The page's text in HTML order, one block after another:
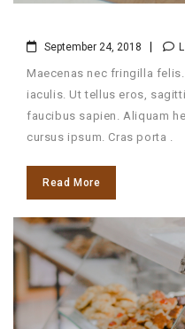
September 24, 2018
Maecenas nec fringilla
iaculis. Ut tellus eros,
faucibus sapien. Aliquam
cursus ipsum. Cras porta .
Read More